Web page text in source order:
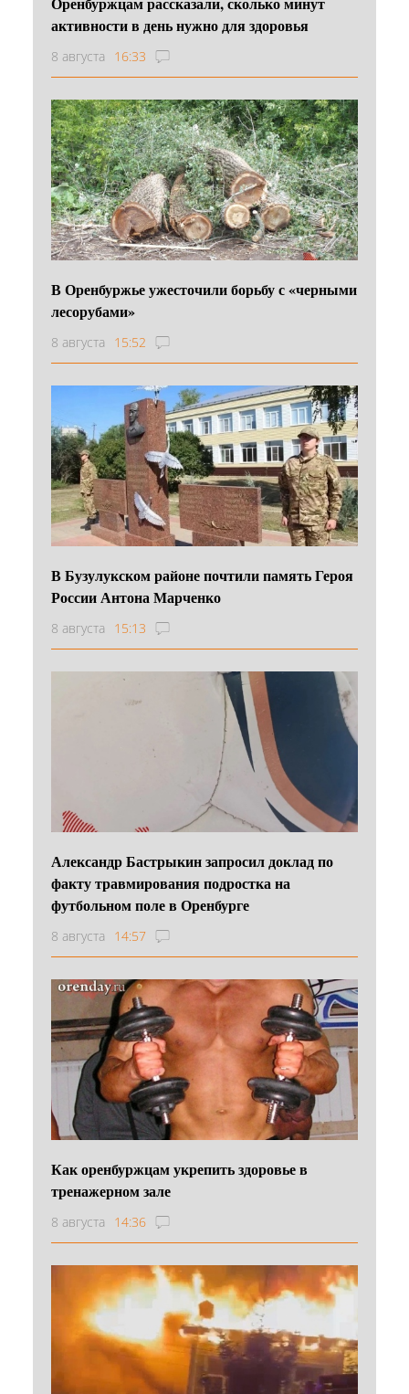
активности в день нужно для здоровья
8 августа 16:33
В Оренбуржье ужесточили борьбу с «черными
лесорубами»
8 августа 15:52
В Бузулукском районе почтили память Героя
России Антона Марченко
8 августа 15:13
Александр Бастрыкин запросил доклад по
факту травмирования подростка на
футбольном поле в Оренбурге
8 августа 14:57
Как оренбуржцам укрепить здоровье в
тренажерном зале
8 августа 14:36